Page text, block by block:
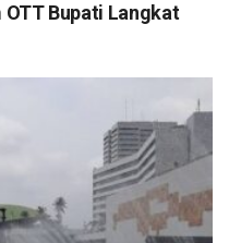
OTT Bupati Langkat